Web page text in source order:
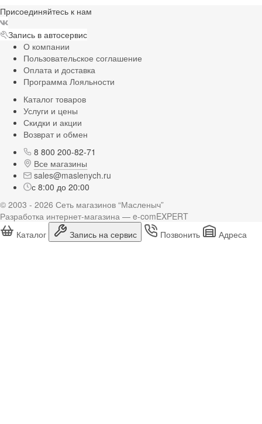
Присоединяйтесь к нам
Запись в автосервис
О компании
Пользовательское соглашение
Оплата и доставка
Программа Лояльности
Каталог товаров
Услуги и цены
Скидки и акции
Возврат и обмен
8 800 200-82-71
Все магазины
sales@maslenych.ru
с 8:00 до 20:00
© 2003 - 2026 Сеть магазинов “Масленыч”
Разработка интернет-магазина — e-comEXPERT
Каталог
Запись на сервис Позвонить Адреса